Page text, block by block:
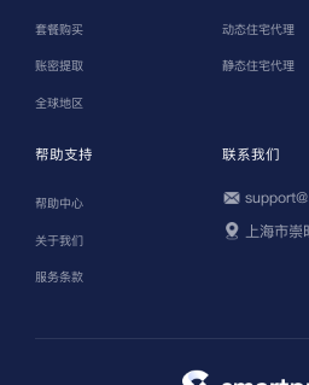
套餐购买
账密提取
全球地区
动态住宅代理
静态住宅代理
帮助支持
帮助中心
关于我们
服务条款
联系我们
上海市